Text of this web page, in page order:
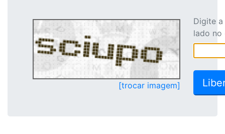
[trocar imagem]
Digite
lado no